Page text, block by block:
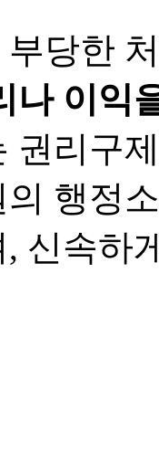
당한
나 이익
권리구
의 행정
, 신속하